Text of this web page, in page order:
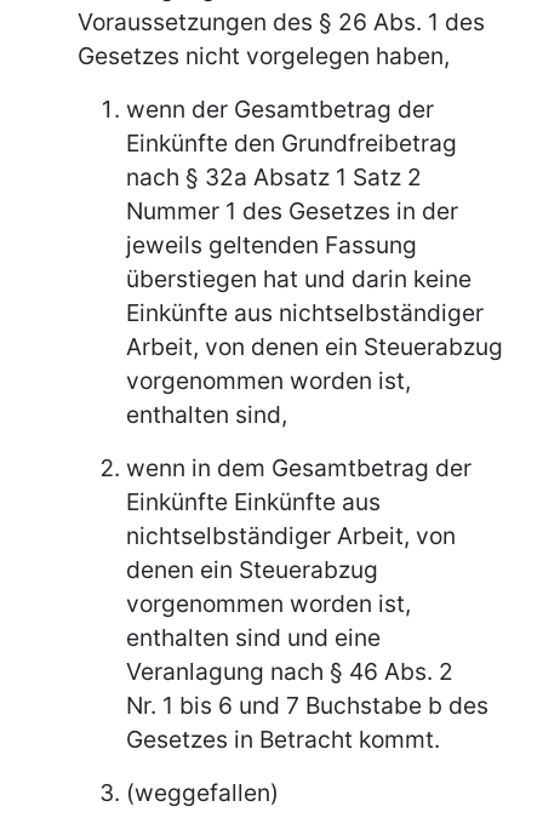
Voraussetzungen des § 26 Abs. 1 des
Gesetzes nicht vorgelegen haben,
wenn der Gesamtbetrag der
Einkünfte den Grundfreibetrag
nach § 32a Absatz 1 Satz 2
Nummer 1 des Gesetzes in der
jeweils geltenden Fassung
überstiegen hat und darin keine
Einkünfte aus nichtselbständiger
Arbeit, von denen ein Steuerabzug
vorgenommen worden ist,
enthalten sind,
wenn in dem Gesamtbetrag der
Einkünfte Einkünfte aus
nichtselbständiger Arbeit, von
denen ein Steuerabzug
vorgenommen worden ist,
enthalten sind und eine
Veranlagung nach § 46 Abs. 2
Nr. 1 bis 6 und 7 Buchstabe b des
Gesetzes in Betracht kommt.
(weggefallen)